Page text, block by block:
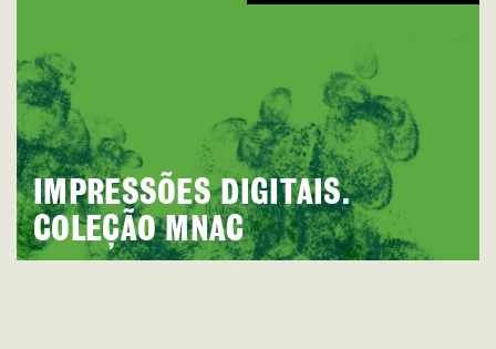
IMPRESSÕES DIGITAIS.
COLEÇÃO MNAC